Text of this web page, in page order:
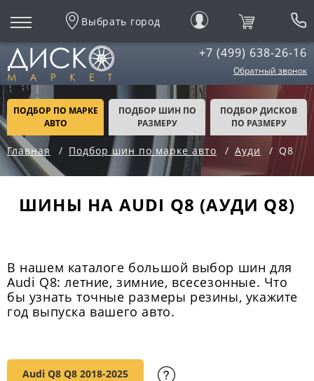
Выбрать город
+7 (499) 638-26-16
Обратный звонок
ПОДБОР ПО МАРКЕ
АВТО
ПОДБОР ШИН ПО
РАЗМЕРУ
ПОДБОР ДИСКОВ
ПО РАЗМЕРУ
Главная Подбор шин по марке авто Ауди Q8
ШИНЫ НА AUDI Q8 (АУДИ Q8)
В нашем каталоге большой выбор шин для
Audi Q8: летние, зимние, всесезонные. Что
бы узнать точные размеры резины, укажите
год выпуска вашего авто.
Audi Q8 Q8 2018-2025